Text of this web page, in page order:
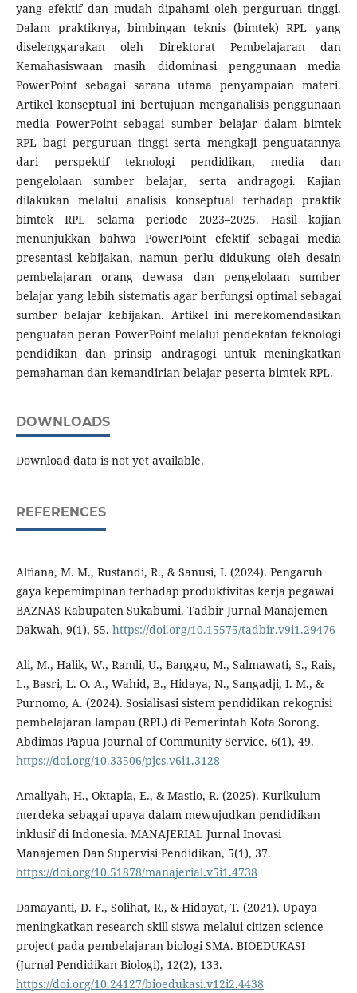
yang efektif dan mudah dipahami oleh perguruan tinggi.
Dalam praktiknya, bimbingan teknis (bimtek) RPL yang
diselenggarakan oleh Direktorat Pembelajaran dan
Kemahasiswaan masih didominasi penggunaan media
PowerPoint sebagai sarana utama penyampaian materi.
Artikel konseptual ini bertujuan menganalisis penggunaan
media PowerPoint sebagai sumber belajar dalam bimtek
RPL bagi perguruan tinggi serta mengkaji penguatannya
dari perspektif teknologi pendidikan, media dan
pengelolaan sumber belajar, serta andragogi. Kajian
dilakukan melalui analisis konseptual terhadap praktik
bimtek RPL selama periode 2023–2025. Hasil kajian
menunjukkan bahwa PowerPoint efektif sebagai media
presentasi kebijakan, namun perlu didukung oleh desain
pembelajaran orang dewasa dan pengelolaan sumber
belajar yang lebih sistematis agar berfungsi optimal sebagai
sumber belajar kebijakan. Artikel ini merekomendasikan
penguatan peran PowerPoint melalui pendekatan teknologi
pendidikan dan prinsip andragogi untuk meningkatkan
pemahaman dan kemandirian belajar peserta bimtek RPL.
DOWNLOADS
Download data is not yet available.
REFERENCES
Alfiana, M. M., Rustandi, R., & Sanusi, I. (2024). Pengaruh
gaya kepemimpinan terhadap produktivitas kerja pegawai
BAZNAS Kabupaten Sukabumi. Tadbir Jurnal Manajemen
Dakwah, 9(1), 55. https://doi.org/10.15575/tadbir.v9i1.29476
Ali, M., Halik, W., Ramli, U., Banggu, M., Salmawati, S., Rais,
L., Basri, L. O. A., Wahid, B., Hidaya, N., Sangadji, I. M., &
Purnomo, A. (2024). Sosialisasi sistem pendidikan rekognisi
pembelajaran lampau (RPL) di Pemerintah Kota Sorong.
Abdimas Papua Journal of Community Service, 6(1), 49.
https://doi.org/10.33506/pjcs.v6i1.3128
Amaliyah, H., Oktapia, E., & Mastio, R. (2025). Kurikulum
merdeka sebagai upaya dalam mewujudkan pendidikan
inklusif di Indonesia. MANAJERIAL Jurnal Inovasi
Manajemen Dan Supervisi Pendidikan, 5(1), 37.
https://doi.org/10.51878/manajerial.v5i1.4738
Damayanti, D. F., Solihat, R., & Hidayat, T. (2021). Upaya
meningkatkan research skill siswa melalui citizen science
project pada pembelajaran biologi SMA. BIOEDUKASI
(Jurnal Pendidikan Biologi), 12(2), 133.
https://doi.org/10.24127/bioedukasi.v12i2.4438